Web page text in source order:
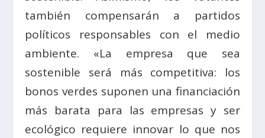
también compensarán a partidos
políticos responsables con el medio
ambiente. «La empresa que sea
sostenible será más competitiva: los
bonos verdes suponen una financiación
más barata para las empresas y ser
ecológico requiere innovar lo que nos